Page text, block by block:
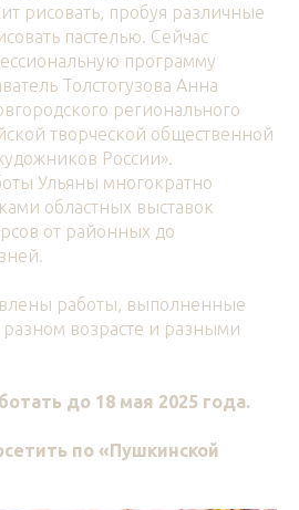
рисовать, пробуя различные
пастелью. Сейчас
программу
Толстогузова Анна
регионального
творческой общественной
России».
Ульяны многократно
областных выставок
от районных до
работы, выполненные
возрасте и разными
до 18 мая 2025 года.
по «Пушкинской